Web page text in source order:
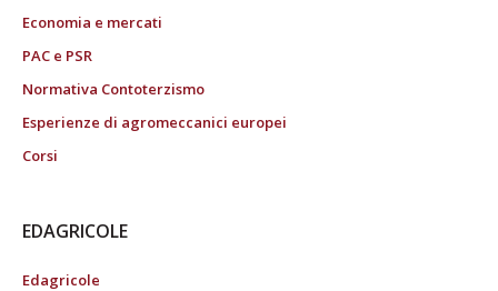
Economia e mercati
PAC e PSR
Normativa Contoterzismo
Esperienze di agromeccanici europei
Corsi
EDAGRICOLE
Edagricole